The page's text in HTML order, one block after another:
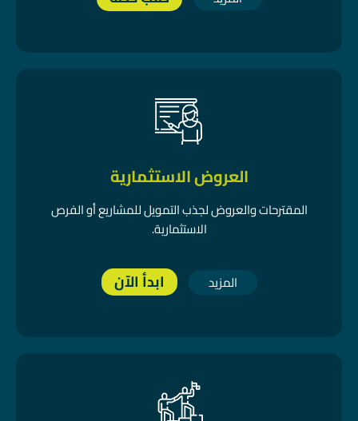
العروض الاستثمارية
المقترحات والعروض لجذب التمويل للمشاريع أو الفرص
الاستثمارية.
المزيد ابدأ الآن